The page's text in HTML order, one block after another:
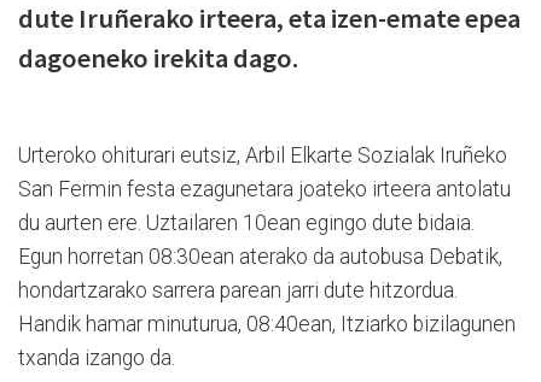
dute Iruñerako irteera, eta izen-emate epea
dagoeneko irekita dago.
Urteroko ohiturari eutsiz, Arbil Elkarte Sozialak Iruñeko
San Fermin festa ezagunetara joateko irteera antolatu
du aurten ere. Uztailaren 10ean egingo dute bidaia.
Egun horretan 08:30ean aterako da autobusa Debatik,
hondartzarako sarrera parean jarri dute hitzordua.
Handik hamar minuturua, 08:40ean, Itziarko bizilagunen
txanda izango da.